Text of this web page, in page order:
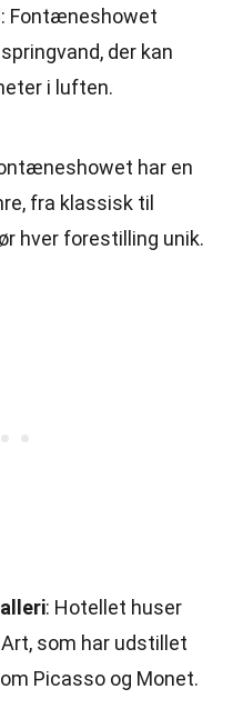
: Fontæneshowet
der kan
i luften.
har en
fra klassisk til
hver forestilling unik.
: Hotellet huser
som har udstillet
Picasso og Monet.